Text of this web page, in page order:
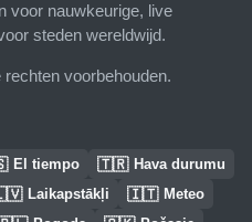
voor nauwkeurige, live
steden wereldwijd.
voorbehouden.
El tiempo 🇹🇷 Hava durumu
Laikapstākļi 🇮🇹 Meteo